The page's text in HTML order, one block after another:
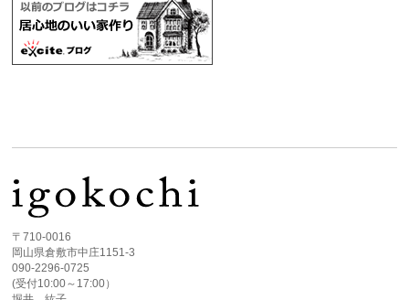
〒710-0016
岡山県倉敷市中庄1151-3
090-2296-0725
(受付10:00～17:00）